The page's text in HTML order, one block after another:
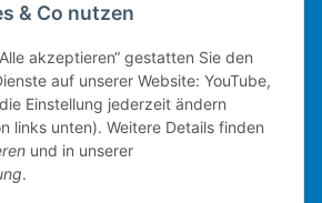
& Co nutzen
akzeptieren“ gestatten Sie den
auf unserer Website: YouTube,
Einstellung jederzeit ändern
links unten). Weitere Details finden
und in unserer
.